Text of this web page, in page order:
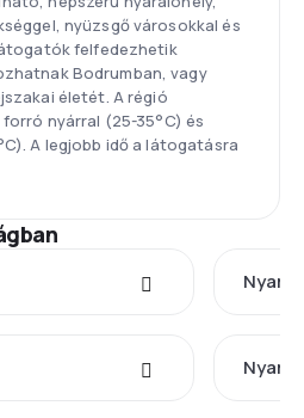
nyüzsgő városokkal és
felfedezhetik
Bodrumban, vagy
életét. A régió
nyárral (25-35°C) és
A legjobb idő a látogatásra